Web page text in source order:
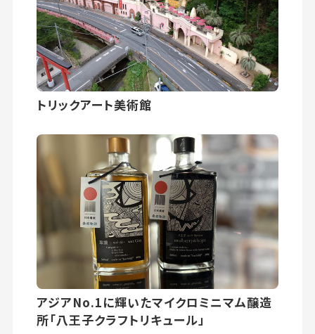
トリックアート美術館
アジアNo.1に輝いたマイクロミニマム醸造
所「八王子クラフトリキュール」